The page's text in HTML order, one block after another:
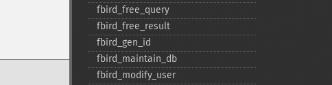
fbird_​free_​query
fbird_​free_​result
fbird_​gen_​id
fbird_​maintain_​db
fbird_​modify_​user